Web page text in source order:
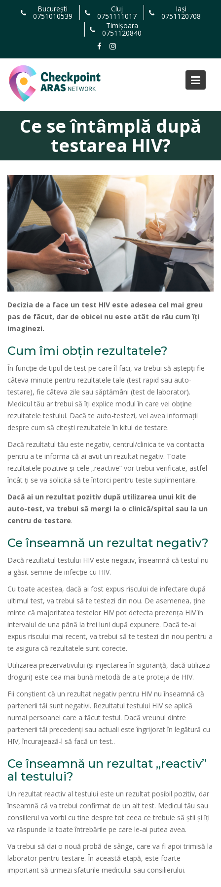
București
0751010539
Cluj
0751111017
Iași
0751120708
Timișoara
0751120840
Ce se întâmplă după
testarea HIV?
Decizia de a face un test HIV este adesea cel mai greu
pas de făcut, dar de obicei nu este atât de rău cum îți
imaginezi.
Cum îmi obțin rezultatele?
În funcție de tipul de test pe care îl faci, va trebui să aștepți fie
câteva minute pentru rezultatele tale (test rapid sau auto-
testare), fie câteva zile sau săptămâni (test de laborator).
Medicul tău ar trebui să îți explice modul în care vei obține
rezultatele testului. Dacă te auto-testezi, vei avea informații
despre cum să citești rezultatele în kitul de testare.
Dacă rezultatul tău este negativ, centrul/clinica te va contacta
pentru a te informa că ai avut un rezultat negativ. Toate
rezultatele pozitive și cele „reactive” vor trebui verificate, astfel
încât ți se va solicita să te întorci pentru teste suplimentare.
Dacă ai un rezultat pozitiv după utilizarea unui kit de
auto-test, va trebui să mergi la o clinică/spital sau la un
centru de testare.
Ce înseamnă un rezultat negativ?
Dacă rezultatul testului HIV este negativ, înseamnă că testul nu
a găsit semne de infecție cu HIV.
Cu toate acestea, dacă ai fost expus riscului de infectare după
ultimul test, va trebui să te testezi din nou. De asemenea, ține
minte că majoritatea testelor HIV pot detecta prezența HIV în
intervalul de una până la trei luni după expunere. Dacă te-ai
expus riscului mai recent, va trebui să te testezi din nou pentru a
te asigura că rezultatele sunt corecte.
Utilizarea prezervativului (și injectarea în siguranță, dacă utilizezi
droguri) este cea mai bună metodă de a te proteja de HIV.
Fii conștient că un rezultat negativ pentru HIV nu înseamnă că
partenerii tăi sunt negativi. Rezultatul testului HIV se aplică
numai persoanei care a făcut testul. Dacă vreunul dintre
partenerii tăi precedenți sau actuali este îngrijorat în legătură cu
HIV, încurajează-l să facă un test..
Ce înseamnă un rezultat „reactiv”
al testului?
Un rezultat reactiv al testului este un rezultat posibil pozitiv, dar
înseamnă că va trebui confirmat de un alt test. Medicul tău sau
consilierul va vorbi cu tine despre tot ceea ce trebuie să știi și îți
va răspunde la toate întrebările pe care le-ai putea avea.
Va trebui să dai o nouă probă de sânge, care va fi apoi trimisă la
laborator pentru testare. În această etapă, este foarte
important să urmezi sfaturile medicului sau consilierului.